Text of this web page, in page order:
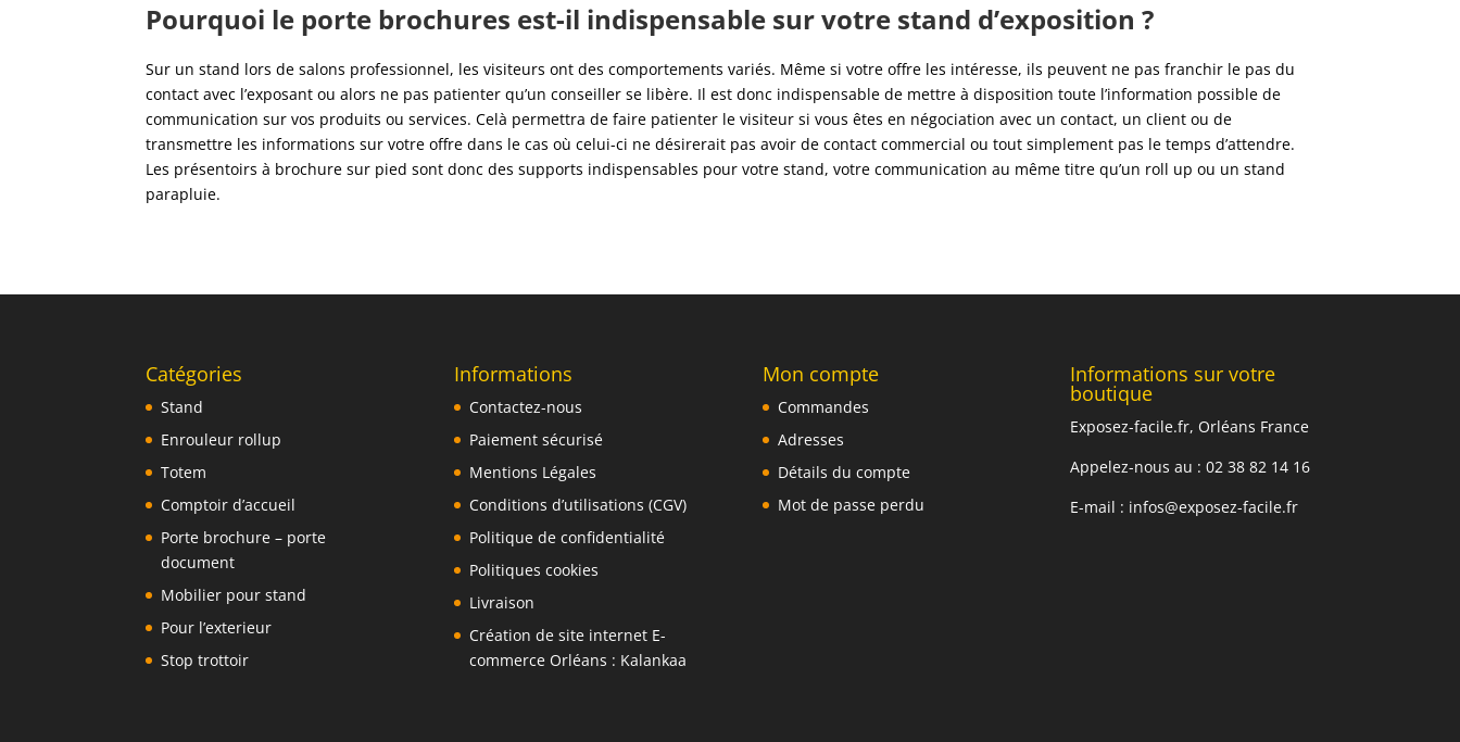
Pourquoi le porte brochures est-il indispensable sur votre stand d’exposition ?
Sur un stand lors de salons professionnel, les visiteurs ont des comportements variés. Même si votre offre les intéresse, ils peuvent ne pas franchir le pas du
contact avec l’exposant ou alors ne pas patienter qu’un conseiller se libère. Il est donc indispensable de mettre à disposition toute l’information possible de
communication sur vos produits ou services. Celà permettra de faire patienter le visiteur si vous êtes en négociation avec un contact, un client ou de
transmettre les informations sur votre offre dans le cas où celui-ci ne désirerait pas avoir de contact commercial ou tout simplement pas le temps d’attendre.
Les présentoirs à brochure sur pied sont donc des supports indispensables pour votre stand, votre communication au même titre qu’un roll up ou un stand
parapluie.
Catégories
Stand
Enrouleur rollup
Totem
Comptoir d’accueil
Porte brochure – porte
document
Mobilier pour stand
Pour l’exterieur
Stop trottoir
Informations
Contactez-nous
Paiement sécurisé
Mentions Légales
Conditions d’utilisations (CGV)
Politique de confidentialité
Politiques cookies
Livraison
Création de site internet E-
commerce Orléans : Kalankaa
Mon compte
Commandes
Adresses
Détails du compte
Mot de passe perdu
Informations sur votre
boutique
Exposez-facile.fr, Orléans France
Appelez-nous au : 02 38 82 14 16
E-mail : infos@exposez-facile.fr